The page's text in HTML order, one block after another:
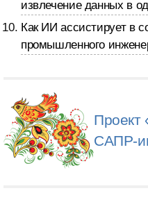
извлечение данных в
Как ИИ ассистирует в
промышленного
Проект
САПР-